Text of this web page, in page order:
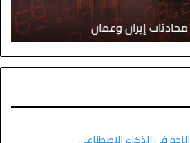
إيران وعمان
في الذكاء الاصطناعي